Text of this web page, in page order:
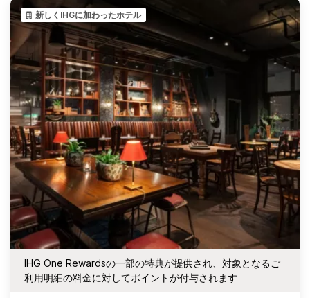
新しくIHGに加わったホテル
IHG One Rewardsの一部の特典が提供され、対象となるご
利用明細の料金に対してポイントが付与されます